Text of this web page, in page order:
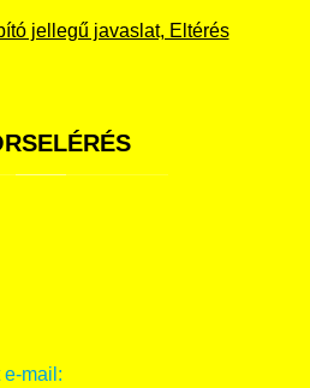
jellegű javaslat, Eltérés
mail: